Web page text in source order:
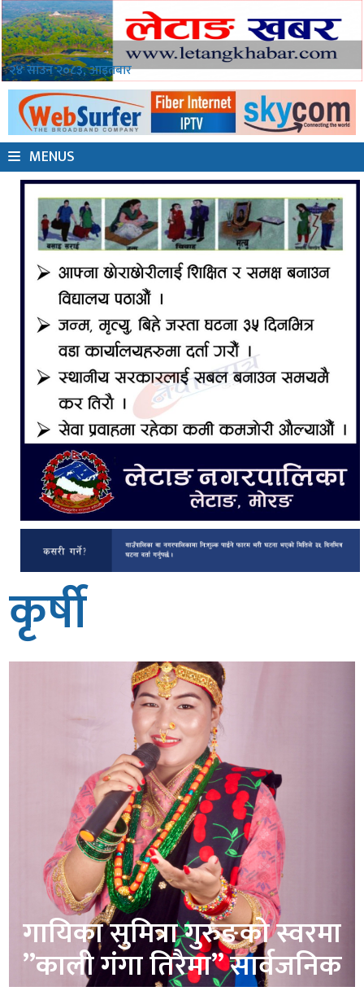
२४ साउन २०८३, आइतबार
MENUS
कृर्षी
गायिका सुमित्रा गुरुङको स्वरमा
”काली गंगा तिरैमा” सार्वजनिक